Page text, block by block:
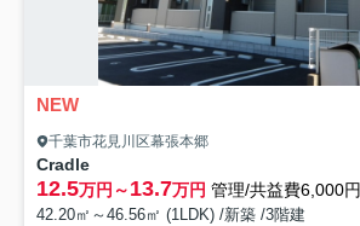
NEW
千葉市花見川区幕張本郷
Cradle
12.5万円～13.7万円 管理/共益費6,000円
42.20㎡～46.56㎡ (1LDK) /新築 /3階建